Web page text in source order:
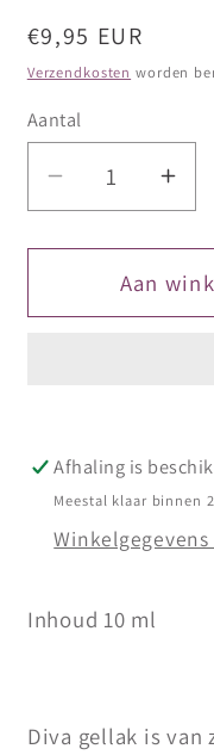
Normale
prijs
€9,95 EUR
Verzendkosten worden
Aantal
Aantal
verlagen
voor
Gellak
ml
ml
Aan
Afhaling is
Meestal klaar binnen
Inhoud 10 ml
Diva gellak is van